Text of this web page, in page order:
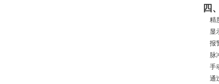
四
精
显
报
脉
手
通